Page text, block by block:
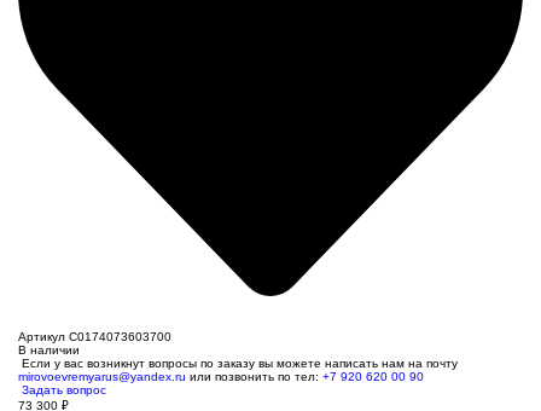
Артикул C0174073603700
В наличии
Если у вас возникнут вопросы по заказу вы можете написать нам на почту
mirovoevremyarus@yandex.ru или позвонить по тел: +7 920 620 00 90
Задать вопрос
73 300 ₽